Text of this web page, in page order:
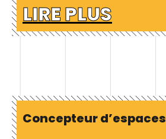
LIRE PLUS
Concepteur d’espaces